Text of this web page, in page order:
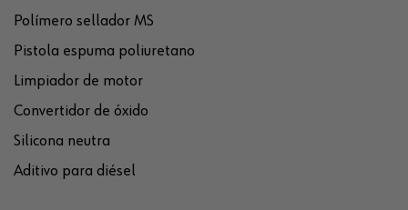
Polímero sellador MS
Pistola espuma poliuretano
Limpiador de motor
Convertidor de óxido
Silicona neutra
Aditivo para diésel